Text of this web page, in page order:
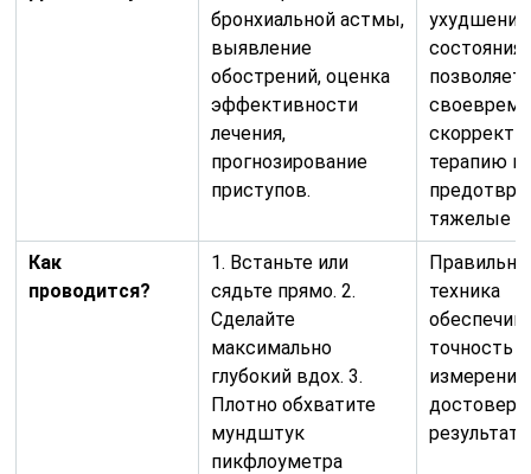
бронхиальной астмы,
выявление
обострений, оценка
эффективности
лечения,
прогнозирование
приступов.
ухудшения
состояния
позволяет
терапию и
тяжелые
Как
проводится?
1. Встаньте или
сядьте прямо. 2.
Сделайте
максимально
глубокий вдох. 3.
Плотно обхватите
мундштук
пикфлоуметра
техника
точность
измерений